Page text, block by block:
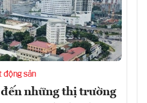
động sản
những thị trường